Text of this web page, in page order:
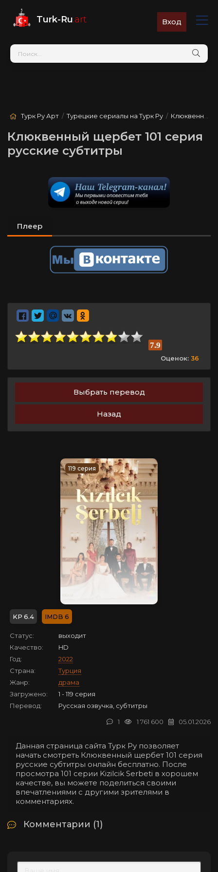
Turk-Ru.art Вход
Турк Ру Арт /Турецкие сериалы на Турк Ру / Клюквенный щербет
Клюквенный щербет 101 серия
русские субтитры
Плеер
7.9
Оценок: 36
Выбрать перевод
Назад
119 серия
6.4 6
Статус:
выходит
Качество:
HD
Год:
2022
Страна:
Турция
Жанр:
драма
Загружено:
1 - 119 серия
Перевод:
Русская озвучка, субтитры
05.01.2026
1 761 600
1
Данная страница сайта Турк Ру позволяет
начать смотреть Клюквенный щербет 101 серия
русские субтитры онлайн бесплатно. После
просмотра 101 серии Kizilcik Serbeti в хорошем
качестве, вы можете поделиться своими
впечатлениями с другими зрителями в
комментариях.
Комментарии (1)